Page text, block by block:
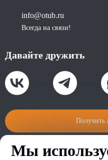
info@otub.ru
Всегда на связи!
Давайте дружить
Получить
Мы